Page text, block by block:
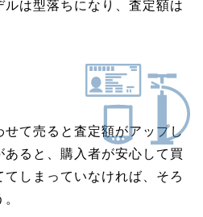
は型落ちになり、査定額は
て売ると査定額がアップし
あると、購入者が安心して買
てしまっていなければ、そろ